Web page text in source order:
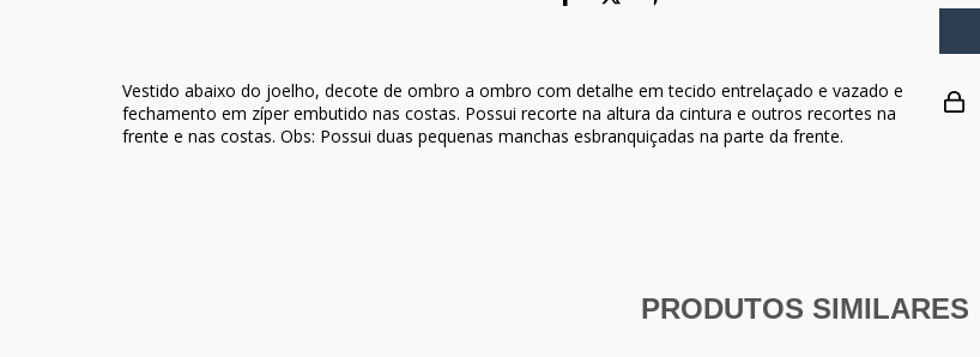
Vestido abaixo do joelho, decote de ombro a ombro com detalhe em tecido entrelaçado e vazado e
fechamento em zíper embutido nas costas. Possui recorte na altura da cintura e outros recortes na
frente e nas costas. Obs: Possui duas pequenas manchas esbranquiçadas na parte da frente.
PRODUTOS SIMILARES